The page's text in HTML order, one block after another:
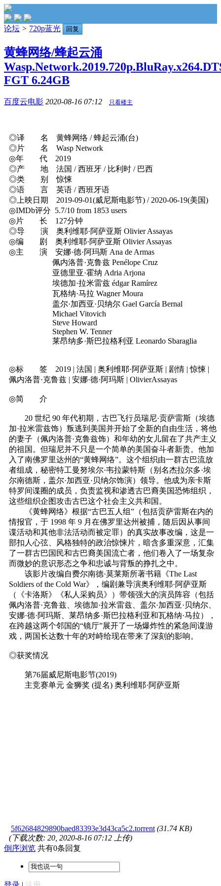
论坛 > 720p蓝光 回复
黄蜂网络/蜂起云涌
FGT 6.24GB
百度云电影 2020-08-16 07:12 只看楼主
◎译 名 黄蜂网络 / 蜂起云涌(台)
◎片 名 Wasp Network
◎年 代 2019
◎产 地 法国 / 西班牙 / 比利时 / 巴西
◎类 别 惊悚
◎语 言 英语 / 西班牙语
◎上映日期 2019-09-01(威尼斯电影节) / 2020-06-19(美国)
◎IMDb评分 5.7/10 from 1853 users
◎片 长 127分钟
◎导 演 奥利维耶·阿萨亚斯 Olivier Assayas
◎编 剧 奥利维耶·阿萨亚斯 Olivier Assayas
◎主 演 安娜·德·阿玛斯 Ana de Armas
佩内洛普·克鲁兹 Penélope Cruz
亚德里亚·霍纳 Adria Arjona
埃德加·拉米雷兹 édgar Ramírez
瓦格纳·马拉 Wagner Moura
盖尔·加西亚·贝纳尔 Gael García Bernal
Michael Vitovich
Steve Howard
Stephen W. Tenner
莱昂纳多·斯巴拉格利亚 Leonardo Sbaraglia
◎标 签 2019 | 法国 | 奥利维耶·阿萨亚斯 | 剧情 | 惊悚 |
佩内洛普·克鲁兹 | 安娜·德·阿玛斯 | OlivierAssayas
◎简 介
20 世纪 90 年代初期，古巴飞行员瑞尼·贡萨雷斯（埃德
加·拉米雷兹饰）叛逃到美国并开始了全新的自由生活，将他
的妻子（佩内洛普·克鲁兹饰）和年幼的女儿留在了共产主义
的祖国。但瑞尼并不只是一个简单的美国奋斗者新贵。他加
入了南佛罗里达州的“黄蜂网络”。这个组织由一群古巴流放
者组成，秘密特工曼努埃尔·韦拉蒙特斯（别名杰拉尔多·埃
尔南德斯，盖尔·加西亚·贝纳尔饰演）领导。他成为亲卡斯
特罗间谍圈的成员，负责监视和渗透古巴裔美国恐怖组织，
这些组织企图攻击古巴这个社会主义共和国。
《黄蜂网络》根据“古巴五人组”（包括贡萨雷斯在内的
情报官，于 1998 年 9 月在佛罗里达州被捕，随后因从事间
谍活动和其他非法活动而被定罪）的真实故事改编，这是一
部扣人心弦、风格独特的政治惊悚片，暗含多重深意，汇集
了一群古巴国民和古巴裔美国流亡者，他们卷入了一场复杂
而微妙的意识形态之争和忠诚与背叛的挣扎之中。
该影片改编自费尔南德·莫莱斯所著书籍《The Last
Soldiers of the Cold War》，编剧兼导演奥利维耶·阿萨亚斯
（《卡洛斯》《私人采购员》）带领强大的演员阵容（包括
佩内洛普·克鲁兹、埃德加·拉米雷兹、盖尔·加西亚·贝纳尔、
安娜·德·阿玛斯、莱昂纳多·斯巴拉格利亚和瓦格纳·马拉），
在跨越这两个邻国的“镜厅”展开了一场爆炸性的紧急间谍游
戏，两国长达数十年的对峙给现在带来了深刻的影响。
◎获奖情况
第76届威尼斯电影节(2019)
主竞赛单元 金狮奖 (提名) 奥利维耶·阿萨亚斯
5f62684829890baed83393e3d43ca5c2.torrent (31.74 KB)
(下载次数: 20, 2020-8-16 07:12 上传)
倒序浏览 共有0条回复